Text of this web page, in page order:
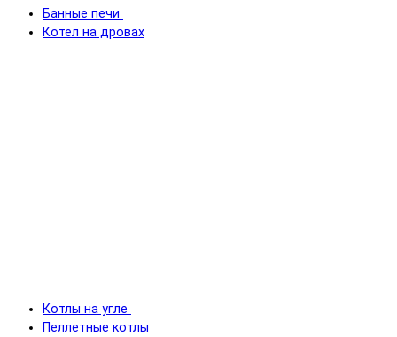
Банные печи
Котел на дровах
Котлы на угле
Пеллетные котлы